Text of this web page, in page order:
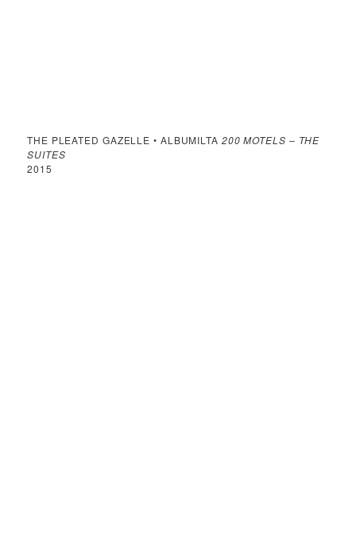
THE PLEATED GAZELLE • ALBUMILTA 200 MOTELS – THE
SUITES
2015